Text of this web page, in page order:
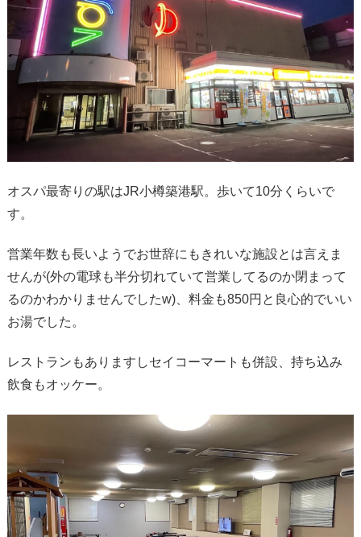
オスパ最寄りの駅はJR小樽築港駅。歩いて10分くらいで
す。
営業年数も長いようでお世辞にもきれいな施設とは言えま
せんが(外の電球も半分切れていて営業してるのか閉まって
るのかわかりませんでしたw)、料金も850円と良心的でいい
お湯でした。
レストランもありますしセイコーマートも併設、持ち込み
飲食もオッケー。